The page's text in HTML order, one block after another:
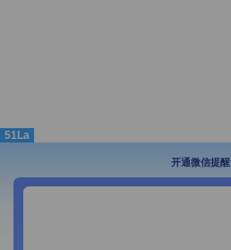
51La
开通微信提醒